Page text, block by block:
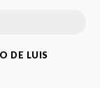
DE LUIS